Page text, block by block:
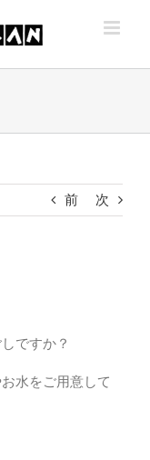
前 次
ですか？
水をご用意して